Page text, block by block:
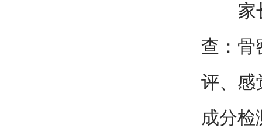
家长
查：骨
评、感
成分检